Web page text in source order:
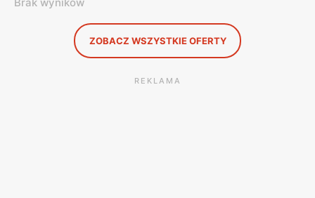
ZOBACZ WSZYSTKIE OFERTY
REKLAMA